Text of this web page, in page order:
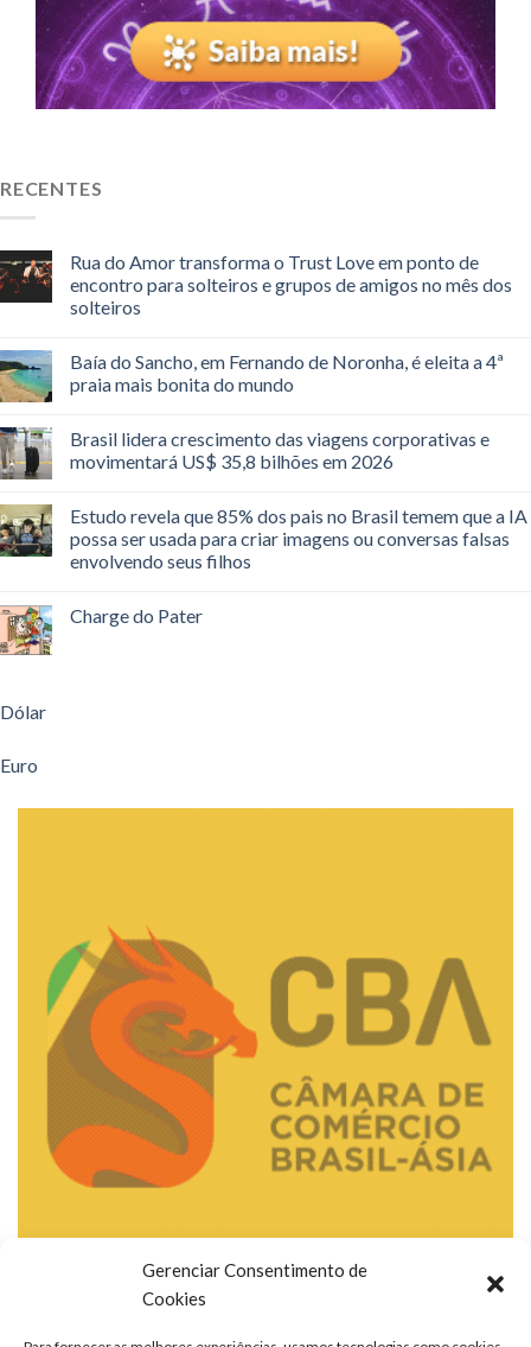
Gerenciar Consentimento de
Cookies
RECENTES
Rua do Amor transforma o Trust Love em ponto de
encontro para solteiros e grupos de amigos no mês dos
solteiros
Baía do Sancho, em Fernando de Noronha, é eleita a 4ª
praia mais bonita do mundo
Brasil lidera crescimento das viagens corporativas e
movimentará US$ 35,8 bilhões em 2026
Estudo revela que 85% dos pais no Brasil temem que a IA
possa ser usada para criar imagens ou conversas falsas
envolvendo seus filhos
Charge do Pater
Dólar
Euro